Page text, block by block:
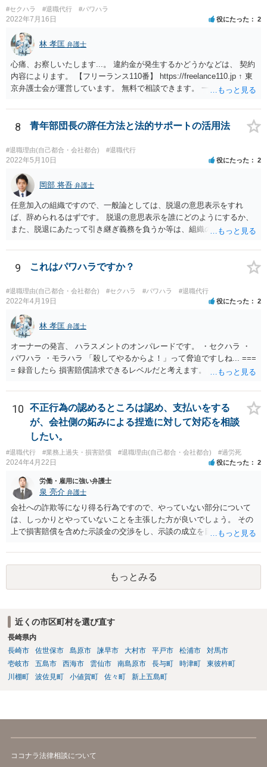
代行の利用などもご検討なさってください。
#セクハラ #退職代行 #パワハラ
2022年7月16日 役にたった 2
林 孝匡 弁護士
心痛、お察しいたします...。 違約金が発生するかどうかなどは、 契約
内容によります。 【フリーランス110番】 https://freelance110.jp ↑ 東
京弁護士会が運営しています。 無料で相談できます。 一度、ご相談す
「パワハラしてたよね」という材料で 減額交渉も可能かもしれませ
ん。
8 青年部団長の辞任方法と法的サポートの活用法
#退職理由(自己都合・会社都合) #退職代行
2022年5月10日 役にたった 2
岡部 将吾 弁護士
任意加入の組織ですので、一般論としては、脱退の意思表示をすれ
ば、辞められるはずです。 脱退の意思表示を誰にどのようにするか、
また、脱退にあたって引き継ぎ義務を負うか等は、組織の実態等を踏
もう少し具体的な対応方法についてアドバイスを受けられると思いま
す。
9 これはパワハラですか？
#退職理由(自己都合・会社都合) #セクハラ #パワハラ #退職代行
2022年4月19日 役にたった 2
林 孝匡 弁護士
オーナーの発言、 ハラスメントのオンパレードです。 ・セクハラ ・
パワハラ ・モラハラ 「殺してやるからよ！」って脅迫ですしね... ===
= 録音したら 損害賠償請求できるレベルだと考えます。 ━━━━━━
え方 ・パワハラ裁判例については、 私がブログを書いています。 プ
ロフィールのリンクから飛べます。 ご参考になれば幸いです。
10
不正行為の認めるところは認め、支払いをする
が、会社側の妬みによる捏造に対して対応を相談
したい。
#退職代行 #業務上過失・損害賠償 #退職理由(自己都合・会社都合) #過労死
2024年4月22日 役にたった 2
労働・雇用に強い弁護士
泉 亮介 弁護士
会社への詐欺等になり得る行為ですので、やっていない部分について
は、しっかりとやっていないことを主張した方が良いでしょう。 その
上で損害賠償を含めた示談金の交渉をし、示談の成立を目指す必要が
もっとみる
近くの市区町村を選び直す
長崎県内
長崎市
佐世保市 島原市 諫早市 大村市 平戸市 松浦市
対馬市
壱岐市
五島市 西海市 雲仙市 南島原市 長与町 時津町
東彼杵町
川棚町
波佐見町 小値賀町 佐々町 新上五島町
ココナラ法律相談について